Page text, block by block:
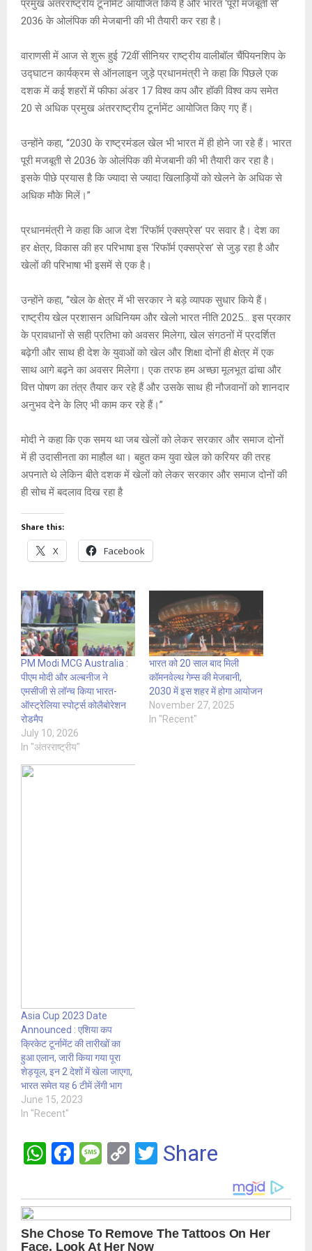
A
p
p
o
o
k
g
e
n
k
प्रमुख अंतरराष्ट्रीय टूर्नामेंट आयोजित किये हैं और भारत ‘पूरी मजबूती से’
2036 के ओलंपिक की मेजबानी की भी तैयारी कर रहा है।
वाराणसी में आज से शुरू हुई 72वीं सीनियर राष्ट्रीय वालीबॉल चैंपियनशिप के
उद्घाटन कार्यक्रम से ऑनलाइन जुड़े प्रधानमंत्री ने कहा कि पिछले एक
दशक में कई शहरों में फीफा अंडर 17 विश्व कप और हॉकी विश्व कप समेत
20 से अधिक प्रमुख अंतरराष्ट्रीय टूर्नामेंट आयोजित किए गए हैं।
उन्होंने कहा, ‘‘2030 के राष्ट्रमंडल खेल भी भारत में ही होने जा रहे हैं। भारत
पूरी मजबूती से 2036 के ओलंपिक की मेजबानी की भी तैयारी कर रहा है।
इसके पीछे प्रयास है कि ज्यादा से ज्यादा खिलाड़ियों को खेलने के अधिक से
अधिक मौके मिलें।’’
प्रधानमंत्री ने कहा कि आज देश ‘रिफॉर्म एक्सप्रेस’ पर सवार है। देश का
हर क्षेत्र, विकास की हर परिभाषा इस ‘रिफॉर्म एक्सप्रेस’ से जुड़ रहा है और
खेलों की परिभाषा भी इसमें से एक है।
उन्होंने कहा, ‘‘खेल के क्षेत्र में भी सरकार ने बड़े व्यापक सुधार किये हैं।
राष्ट्रीय खेल प्रशासन अधिनियम और खेलो भारत नीति 2025… इस प्रकार
के प्रावधानों से सही प्रतिभा को अवसर मिलेगा, खेल संगठनों में प्रदर्शित
बढ़ेगी और साथ ही देश के युवाओं को खेल और शिक्षा दोनों ही क्षेत्र में एक
साथ आगे बढ़ने का अवसर मिलेगा। एक तरफ हम अच्छा मूलभूत ढांचा और
वित्त पोषण का तंत्र तैयार कर रहे हैं और उसके साथ ही नौजवानों को शानदार
अनुभव देने के लिए भी काम कर रहे हैं।’’
मोदी ने कहा कि एक समय था जब खेलों को लेकर सरकार और समाज दोनों
में ही उदासीनता का माहौल था। बहुत कम युवा खेल को करियर की तरह
अपनाते थे लेकिन बीते दशक में खेलों को लेकर सरकार और समाज दोनों की
ही सोच में बदलाव दिख रहा है
Share this:
X Facebook
PM Modi MCG Australia :
पीएम मोदी और अल्बनीज ने
एमसीजी से लॉन्च किया भारत-
ऑस्ट्रेलिया स्पोर्ट्स कोलैबोरेशन
रोडमैप
July 10, 2026
In "अंतरराष्ट्रीय"
भारत को 20 साल बाद मिली
कॉमनवेल्थ गेम्स की मेजबानी,
2030 में इस शहर में होगा आयोजन
November 27, 2025
In "Recent"
Asia Cup 2023 Date
Announced : एशिया कप
क्रिकेट टूर्नामेंट की तारीखों का
हुआ एलान, जारी किया गया पूरा
शेड्यूल, इन 2 देशों में खेला जाएगा,
भारत समेत यह 6 टीमें लेंगी भाग
June 15, 2023
In "Recent"
W
at
s
A
F
ce
b
o
M
s
a
g
C
py
Li
n
T
tt
er
Share